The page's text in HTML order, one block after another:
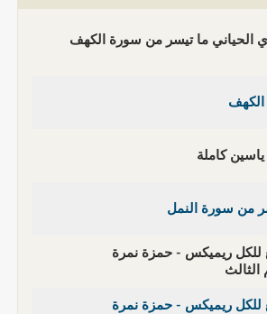
الحياني ما تيسر من سورة الكهف
كاملة
من سورة النمل
للكل ريميكس - حمزة نمرة
الثالث
للكل ريميكس - حمزة نمرة